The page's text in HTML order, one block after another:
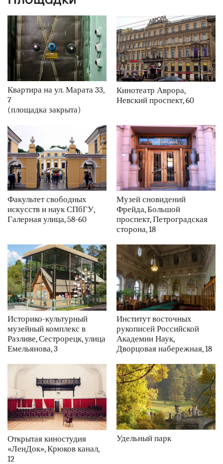
контакты
rus
eng
Квартира на ул. Марата 33,
7
(площадка закрыта)
Кинотеатр Аврора,
Невский проспект, 60
Факультет свободных
искусств и наук СПбГУ,
Галерная улица, 58-60
Музей сновидений
Фрейда, Большой
проспект, Петроградская
сторона, 18
Историко-культурный
музейный комплекс в
Разливе, Сестрорецк, улица
Емельянова, 3
Институт восточных
рукописей Российской
Академии Наук,
Дворцовая набережная, 18
Открытая киностудия
«ЛенДок», Крюков канал,
12
Удельный парк